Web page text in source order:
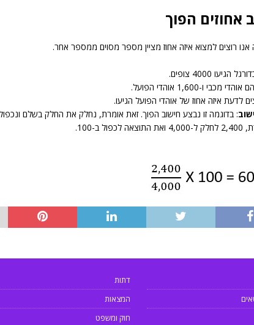
אחוזים הפוך
אנו רוצים למצוא איזה אחוז מציין מספר מסוים ממספר אחר.
4000 צופים.
לדעת איזה אחוז של אוהדי הפועל הגיעו.
: בדוגמה זו נבצע חישוב הפוך. זאת אומרת, נחלק את החלק בשלם ונכפול
ב-100.
דתות
המצאות
חוק ומשפט